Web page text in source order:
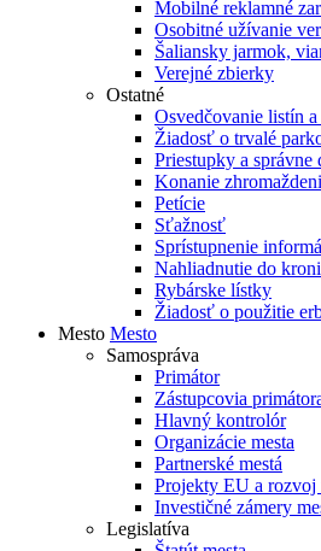
Mobilné reklamné
Osobitné užívanie
Šaliansky jarmok,
Verejné zbierky
Ostatné
Osvedčovanie listín
Žiadosť o trvalé
Priestupky a správne
Konanie
Petície
Sťažnosť
Sprístupnenie
Nahliadnutie do
Rybárske lístky
Žiadosť o použitie
Mesto Mesto
Samospráva
Primátor
Zástupcovia
Hlavný kontrolór
Organizácie mesta
Partnerské mestá
Projekty EU a rozvoj
Investičné zámery
Legislatíva